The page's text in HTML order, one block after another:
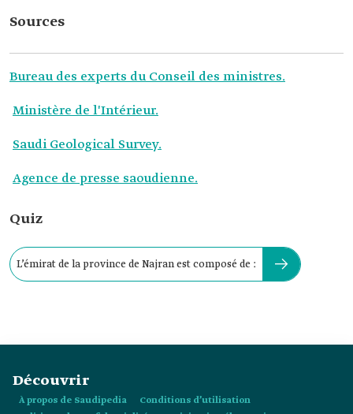
Sources
Bureau des experts du Conseil des ministres.
Ministère de l'Intérieur.
Saudi Geological Survey.
Agence de presse saoudienne.
Quiz
L’émirat de la province de Najran est composé de :
Découvrir
À propos de Saudipedia
Conditions d’utilisation